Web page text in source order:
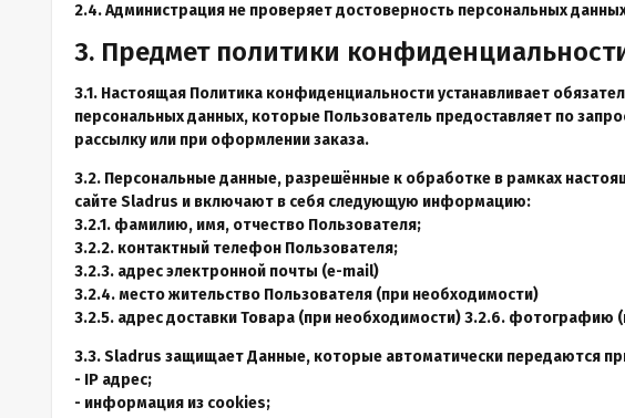
2.4. Администрация не проверяет достоверность персональных
3. Предмет политики
3.1. Настоящая Политика конфиденциальности устанавливает
персональных данных, которые Пользователь предоставляет по
рассылку или при оформлении заказа.
3.2. Персональные данные, разрешённые к обработке в рамках
сайте Sladrus и включают в себя следующую информацию:
3.2.1. фамилию, имя, отчество Пользователя;
3.2.2. контактный телефон Пользователя;
3.2.3. адрес электронной почты (e-mail)
3.2.4. место жительство Пользователя (при необходимости)
3.2.5. адрес доставки Товара (при необходимости) 3.2.6. фотографию
3.3. Sladrus защищает Данные, которые автоматически передаются
- IP адрес;
- информация из cookies;